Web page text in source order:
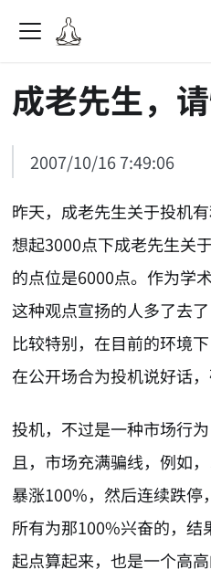
成老先生，
2007/10/16 7:49:06
昨天，成老先生关于投机
想起3000点下成老先生关
的点位是6000点。作为学
这种观点宣扬的人多了去
比较特别，在目前的环境
在公开场合为投机说好话
投机，不过是一种市场行
且，市场充满骗线，例如
暴涨100%，然后连续跌停
所有为那100%兴奋的，
起点算起来，也是一个高